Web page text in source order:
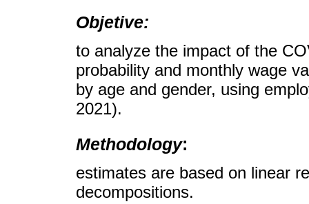
Objetive:
to analyze the impact of the
probability and monthly wage
by age and gender, using
2021).
Methodology:
estimates are based on linear
decompositions.